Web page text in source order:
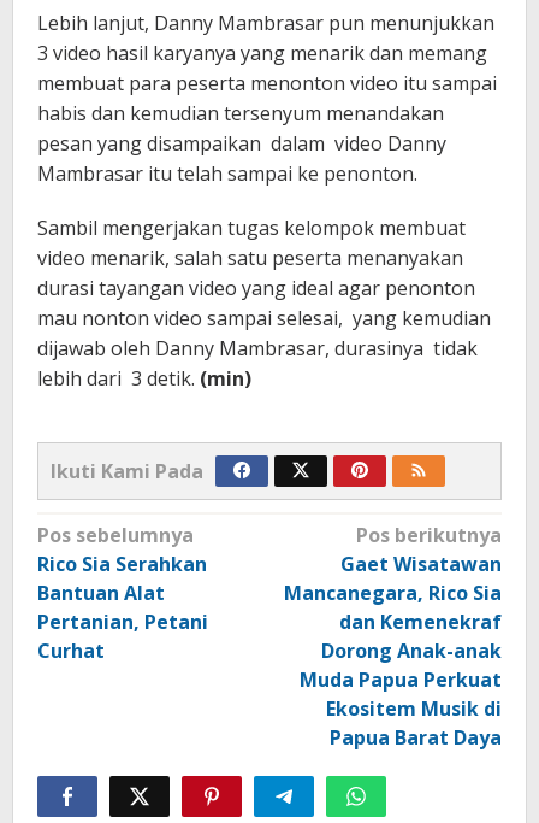
Lebih lanjut, Danny Mambrasar pun menunjukkan
3 video hasil karyanya yang menarik dan memang
membuat para peserta menonton video itu sampai
habis dan kemudian tersenyum menandakan
pesan yang disampaikan dalam video Danny
Mambrasar itu telah sampai ke penonton.
Sambil mengerjakan tugas kelompok membuat
video menarik, salah satu peserta menanyakan
durasi tayangan video yang ideal agar penonton
mau nonton video sampai selesai, yang kemudian
dijawab oleh Danny Mambrasar, durasinya tidak
lebih dari 3 detik. (min)
Ikuti Kami Pada
Navigasi
pos
Pos sebelumnya
Rico Sia Serahkan
Bantuan Alat
Pertanian, Petani
Curhat
Pos berikutnya
Gaet Wisatawan
Mancanegara, Rico Sia
dan Kemenekraf
Dorong Anak-anak
Muda Papua Perkuat
Ekositem Musik di
Papua Barat Daya